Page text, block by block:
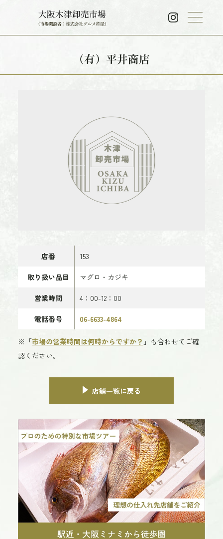
（有）平井商店
店番 153
取り扱い品目 マグロ・カジキ
営業時間 4：00-12：00
電話番号 06-6633-4864
※「市場の営業時間は何時からですか？ 」も合わせてご確
認ください。
店舗一覧に戻る